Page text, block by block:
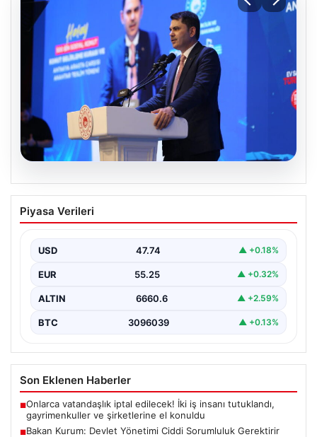
Bakan Kurum: Devlet Yönetimi Ciddi
Sorumluluk Gerektirir
Kurum, gerçekleştirdiği konuşmada devlet yönetiminin
ve büyük…
Piyasa Verileri
USD 47.74 ▲ +0.18%
EUR 55.25 ▲ +0.32%
ALTIN 6660.6 ▲ +2.59%
BTC 3096039 ▲ +0.13%
Son Eklenen Haberler
■Onlarca vatandaşlık iptal edilecek! İki iş insanı tutuklandı,
gayrimenkuller ve şirketlerine el konuldu
■Bakan Kurum: Devlet Yönetimi Ciddi Sorumluluk Gerektirir